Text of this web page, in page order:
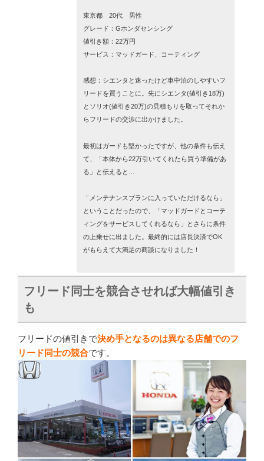
東京都 20代 男性
グレード：Gホンダセンシング
値引き額：22万円
サービス：マッドガード、コーティング
感想：シエンタと迷ったけど車中泊のしやすいフ
リードを買うことに。先にシエンタ(値引き18万)
とソリオ(値引き20万)の見積もりを取ってそれか
らフリードの交渉に出かけました。
最初はガードも堅かったですが、他の条件も伝え
て、「本体から22万引いてくれたら買う準備があ
る」と伝えると…
「メンテナンスプランに入っていただけるなら」
ということだったので、「マッドガードとコーテ
ィングをサービスしてくれるなら」とさらに条件
の上乗せに出ました。最終的には店長決済でOK
がもらえて大満足の商談になりました！
フリード同士を競合させれば大幅値引き
も
フリードの値引きで決め手となるのは異なる店舗でのフ
リード同士の競合です。